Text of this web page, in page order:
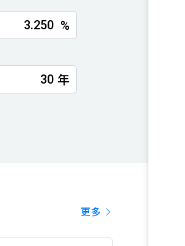
%
年
更多